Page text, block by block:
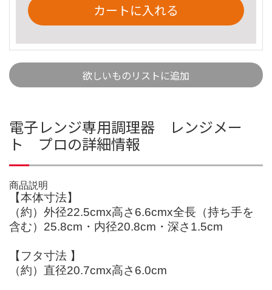
カートに入れる
欲しいものリストに追加
電子レンジ専用調理器 レンジメー
ト プロの詳細情報
商品説明
【本体寸法】
（約）外径22.5cmx高さ6.6cmx全長（持ち手を
含む）25.8cm・内径20.8cm・深さ1.5cm
【フタ寸法 】
（約）直径20.7cmx高さ6.0cm